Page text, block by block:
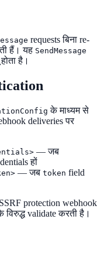
requests बिना re-
हैं। यह SendMessage
है।
के माध्यम से
deliveries पर
— जब
हों
— जब token field
protection webhook
validate करती है।